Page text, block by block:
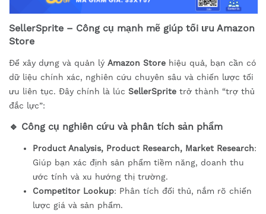
SellerSprite – Công cụ mạnh mẽ giúp tối ưu Amazon
Store
Để xây dựng và quản lý Amazon Store hiệu quả, bạn cần có
dữ liệu chính xác, nghiên cứu chuyên sâu và chiến lược tối
ưu liên tục. Đây chính là lúc SellerSprite trở thành “trợ thủ
đắc lực”:
🔹 Công cụ nghiên cứu và phân tích sản phẩm
Product Analysis, Product Research, Market Research:
Giúp bạn xác định sản phẩm tiềm năng, doanh thu
ước tính và xu hướng thị trường.
Competitor Lookup: Phân tích đối thủ, nắm rõ chiến
lược giá và sản phẩm.